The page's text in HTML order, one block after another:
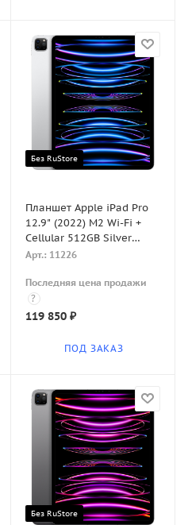
Без RuStore
Планшет Apple iPad Pro
12.9" (2022) M2 Wi-Fi +
Cellular 512GB Silver
(Серебристый)
Арт.: 11226
Последняя цена продажи
?
119 850₽
ПОД ЗАКАЗ
Без RuStore